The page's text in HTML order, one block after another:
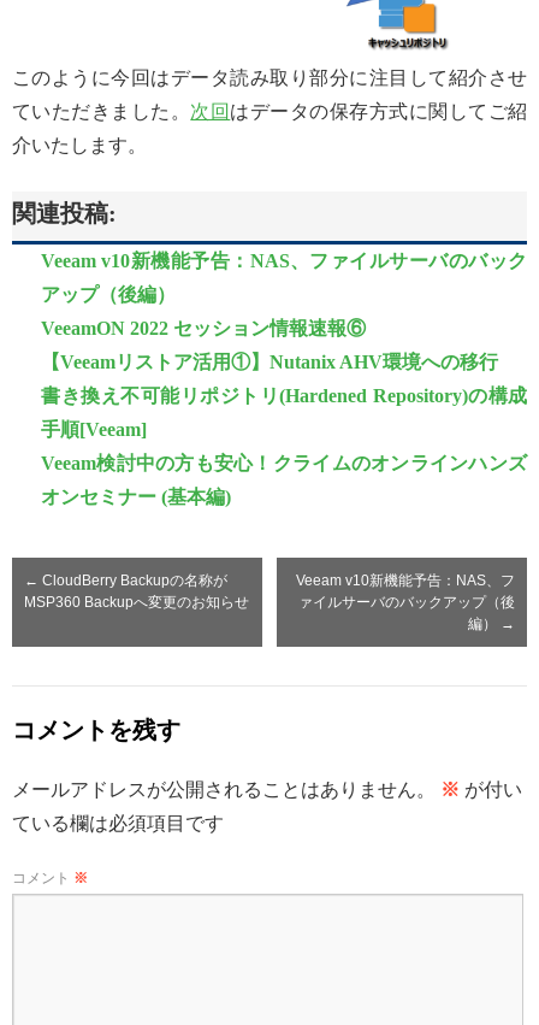
このように今回はデータ読み取り部分に注目して紹介させ
ていただきました。 次回 はデータの保存方式に関してご紹
介いたします。
関連投稿:
Veeam v10新機能予告：NAS、ファイルサーバのバック
アップ（後編）
VeeamON 2022 セッション情報速報⑥
【Veeamリストア活用①】Nutanix AHV環境への移行
書き換え不可能リポジトリ(Hardened Repository)の構成
手順[Veeam]
Veeam検討中の方も安心！クライムのオンラインハンズ
オンセミナー (基本編)
← CloudBerry Backupの名称が
MSP360 Backupへ変更のお知らせ
Veeam v10新機能予告：NAS、フ
ァイルサーバのバックアップ（後
編）
→
コメントを残す
メールアドレスが公開されることはありません。 ※ が付い
ている欄は必須項目です
コメント ※